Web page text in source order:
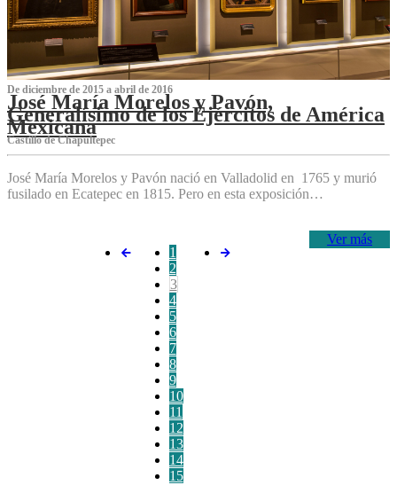
De diciembre de 2015 a abril de 2016
José María Morelos y Pavón,
Generalísimo de los Ejércitos de América
Mexicana
C‌astillo de Chapultepec
José María Morelos y Pavón nació en Valladolid en 1765 y murió
fusilado en Ecatepec en 1815. Pero en esta exposición…
Ver más
1
2
3
4
5
6
7
8
9
10
11
12
13
14
15